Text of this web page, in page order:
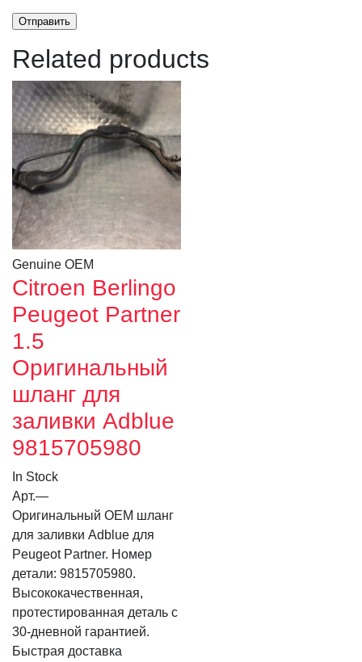
Related products
Genuine OEM
Citroen Berlingo
Peugeot Partner
1.5
Оригинальный
шланг для
заливки Adblue
9815705980
In Stock
Арт.—
Оригинальный OEM шланг
для заливки Adblue для
Peugeot Partner. Номер
детали: 9815705980.
Высококачественная,
протестированная деталь с
30-дневной гарантией.
Быстрая доставка